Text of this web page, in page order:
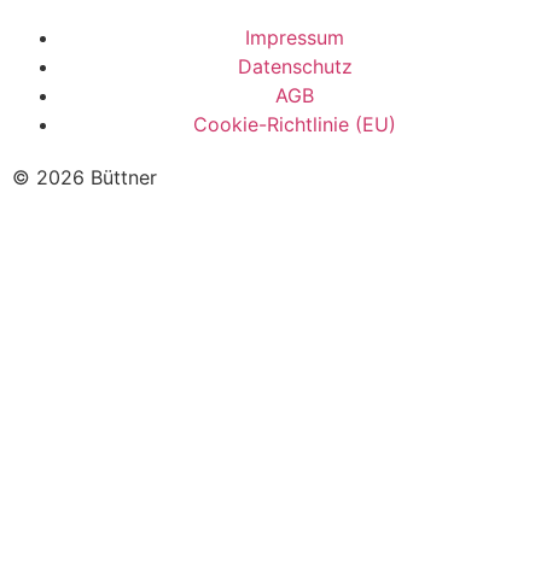
Impressum
Datenschutz
AGB
Cookie-Richtlinie (EU)
© 2026 Büttner